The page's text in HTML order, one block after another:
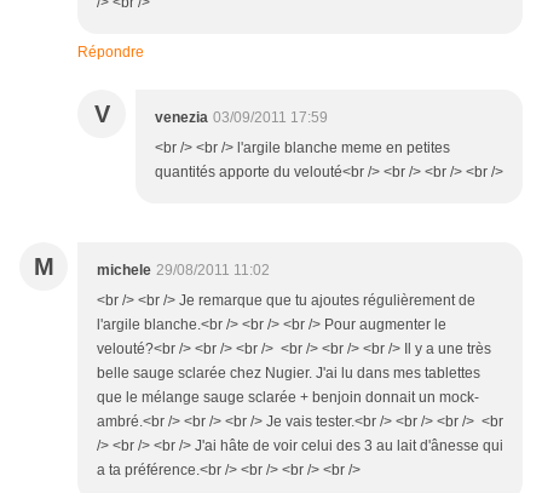
Répondre
V venezia 03/09/2011 17:59
<br /> <br /> l'argile blanche meme en petites
quantités apporte du velouté<br /> <br /> <br /> <br />
M michele 29/08/2011 11:02
<br /> <br /> Je remarque que tu ajoutes régulièrement de
l'argile blanche.<br /> <br /> <br /> Pour augmenter le
velouté?<br /> <br /> <br /> <br /> <br /> <br /> Il y a une très
belle sauge sclarée chez Nugier. J'ai lu dans mes tablettes
que le mélange sauge sclarée + benjoin donnait un mock-
ambré.<br /> <br /> <br /> Je vais tester.<br /> <br /> <br /> <br
/> <br /> <br /> J'ai hâte de voir celui des 3 au lait d'ânesse qui
a ta préférence.<br /> <br /> <br /> <br />